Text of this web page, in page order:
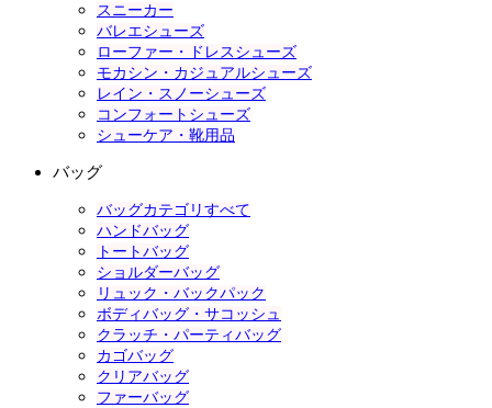
スニーカー
バレエシューズ
ローファー・ドレスシューズ
モカシン・カジュアルシューズ
レイン・スノーシューズ
コンフォートシューズ
シューケア・靴用品
バッグ
バッグカテゴリすべて
ハンドバッグ
トートバッグ
ショルダーバッグ
リュック・バックパック
ボディバッグ・サコッシュ
クラッチ・パーティバッグ
カゴバッグ
クリアバッグ
ファーバッグ